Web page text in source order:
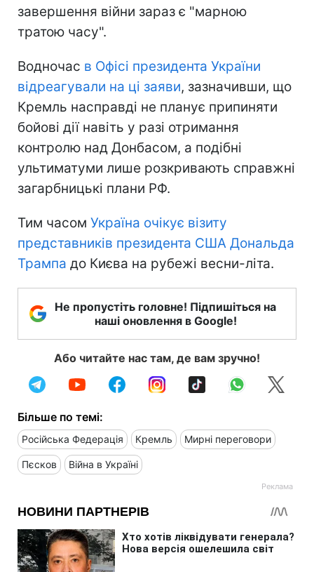
завершення війни зараз є "марною
тратою часу".
Водночас в Офісі президента України
відреагували на ці заяви, зазначивши, що
Кремль насправді не планує припиняти
бойові дії навіть у разі отримання
контролю над Донбасом, а подібні
ультиматуми лише розкривають справжні
загарбницькі плани РФ.
Тим часом Україна очікує візиту
представників президента США Дональда
Трампа до Києва на рубежі весни-літа.
Не пропустіть головне! Підпишіться на
наші оновлення в Google!
Або читайте нас там, де вам зручно!
Більше по темі:
Російська Федерація Кремль Мирні переговори
Пєсков Війна в Україні